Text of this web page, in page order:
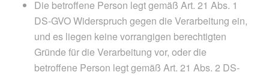
Die betroffene Person legt gemäß Art. 21 Abs. 1
DS-GVO Widerspruch gegen die Verarbeitung ein,
und es liegen keine vorrangigen berechtigten
Gründe für die Verarbeitung vor, oder die
betroffene Person legt gemäß Art. 21 Abs. 2 DS-